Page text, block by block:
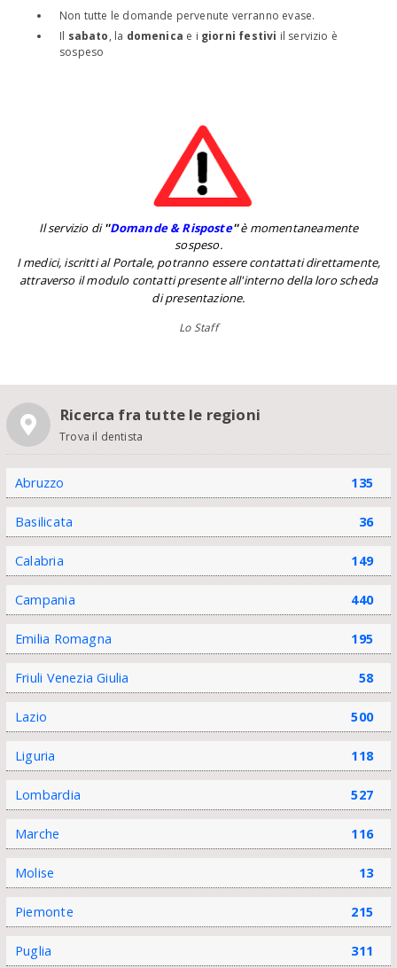
Non tutte le domande pervenute verranno evase.
Il sabato, la domenica e i giorni festivi il servizio è
sospeso
Il servizio di''Domande & Risposte''è momentaneamente
sospeso.
I medici, iscritti al Portale, potranno essere contattati direttamente,
attraverso il modulo contatti presente all'interno della loro scheda
di presentazione.
Lo Staff
Ricerca fra tutte le regioni
Trova il dentista
Abruzzo 135
Basilicata 36
Calabria 149
Campania 440
Emilia Romagna 195
Friuli Venezia Giulia 58
Lazio 500
Liguria 118
Lombardia 527
Marche 116
Molise 13
Piemonte 215
Puglia 311